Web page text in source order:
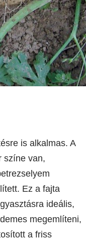
is alkalmas. A
színe van,
Ez a fajta
ideális,
megemlíteni,
a friss